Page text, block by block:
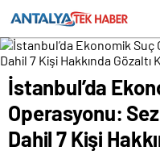
İstanbul’da
Operasyonu:
Dahil 7 Kişi